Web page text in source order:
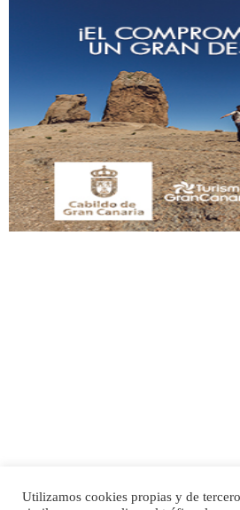
Gato manso encontrado
Este gato macho ha aparecido en la calle hace
manso y extremadamente cari...
Leales.org » Gran Canaria | 9.7.2025
SHIBA PERDIDO AVDA JOSE MESA Y LOPEZ
Utilizamos cookies propias y de